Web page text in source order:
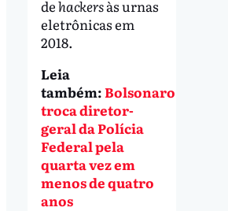
dehackersàs urnas
eletrônicas em
2018.
Leia
também:Bolsonaro
troca diretor-
geral da Polícia
Federal pela
quarta vez em
menos de quatro
anos